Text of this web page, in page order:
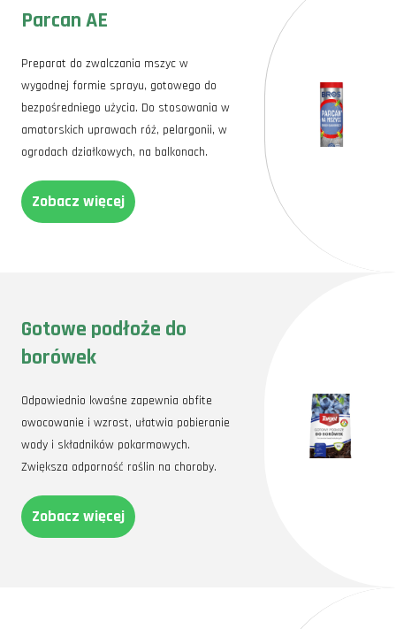
Parcan AE
Preparat do zwalczania mszyc w
wygodnej formie sprayu, gotowego do
bezpośredniego użycia. Do stosowania w
amatorskich uprawach róż, pelargonii, w
ogrodach działkowych, na balkonach.
Zobacz więcej
Gotowe podłoże do
borówek
Odpowiednio kwaśne zapewnia obfite
owocowanie i wzrost, ułatwia pobieranie
wody i składników pokarmowych.
Zwiększa odporność roślin na choroby.
Zobacz więcej